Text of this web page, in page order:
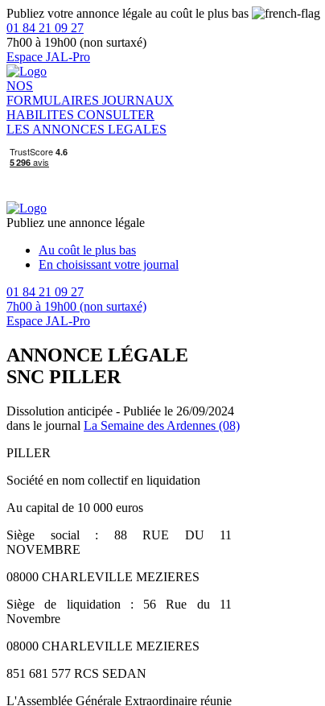
Publiez votre annonce légale au coût le plus bas
01 84 21 09 27
7h00 à 19h00 (non surtaxé)
Espace JAL-Pro
NOS
FORMULAIRES JOURNAUX
HABILITES CONSULTER
LES ANNONCES LEGALES
Publiez une annonce légale
Au coût le plus bas
En choisissant votre journal
01 84 21 09 27
7h00 à 19h00 (non surtaxé)
Espace JAL-Pro
ANNONCE LÉGALE
SNC PILLER
Dissolution anticipée - Publiée le 26/09/2024
dans le journal La Semaine des Ardennes (08)
PILLER
Société en nom collectif en liquidation
Au capital de 10 000 euros
Siège social : 88 RUE DU 11
NOVEMBRE
08000 CHARLEVILLE MEZIERES
Siège de liquidation : 56 Rue du 11
Novembre
08000 CHARLEVILLE MEZIERES
851 681 577 RCS SEDAN
L'Assemblée Générale Extraordinaire réunie